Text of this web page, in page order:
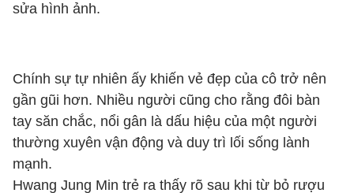
sửa hình ảnh.
Chính sự tự nhiên ấy khiến vẻ đẹp của cô trở nên
gần gũi hơn. Nhiều người cũng cho rằng đôi bàn
tay săn chắc, nổi gân là dấu hiệu của một người
thường xuyên vận động và duy trì lối sống lành
mạnh.
Hwang Jung Min trẻ ra thấy rõ sau khi từ bỏ rượu